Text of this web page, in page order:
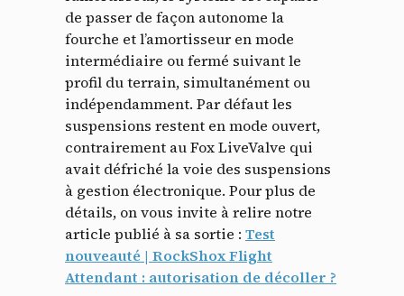
de passer de façon autonome la
fourche et l’amortisseur en mode
intermédiaire ou fermé suivant le
profil du terrain, simultanément ou
indépendamment. Par défaut les
suspensions restent en mode ouvert,
contrairement au Fox LiveValve qui
avait défriché la voie des suspensions
à gestion électronique. Pour plus de
détails, on vous invite à relire notre
article publié à sa sortie : Test
nouveauté | RockShox Flight
Attendant : autorisation de décoller ?